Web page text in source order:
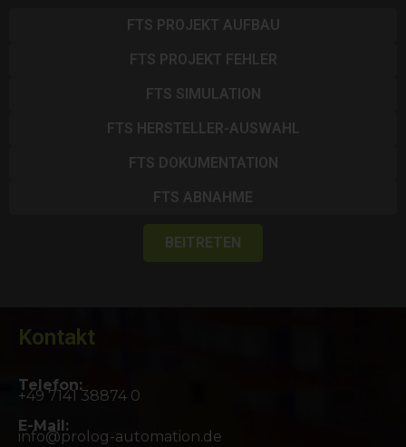
FTS PROJEKT AUFBAU
FTS PROJEKT FEHLER
FTS SIMULATION
FTS HERSTELLER-AUSWAHL
FTS DOKUMENTATION
FTS ABNAHME
BEITRETEN
Kontakt
Telefon:
+49 7141 38874 0
E-Mail:
info@prolog-automation.de